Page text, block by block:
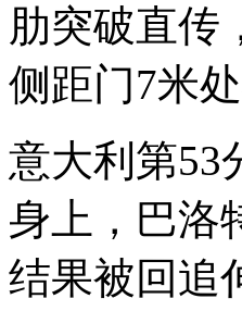
肋突破直传
侧距门7米
意大利第53
身上，巴洛
结果被回追